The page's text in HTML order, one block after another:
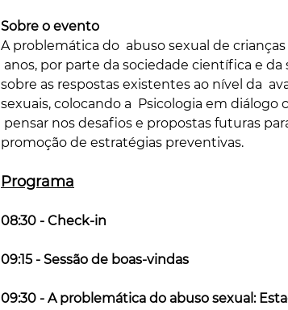
Sobre o evento
A problemática do  abuso sexual de
anos, por parte da sociedade científica e
sobre as respostas existentes ao nível da
sexuais, colocando a  Psicologia em
pensar nos desafios e propostas futuras
promoção de estratégias preventivas.
Programa
08:30 - Check-in
09:15 - Sessão de boas-vindas
09:30 - A problemática do abuso sexual: